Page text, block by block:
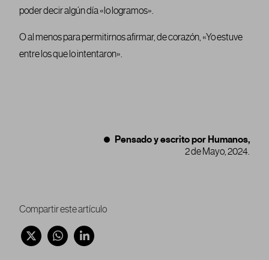
poder decir algún día «lo logramos».
O al menos para permitirnos afirmar, de corazón, «Yo estuve
entre los que lo intentaron».
Pensado y escrito por Humanos,
2 de Mayo, 2024.
Compartir este artículo